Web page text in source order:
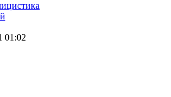
01:02